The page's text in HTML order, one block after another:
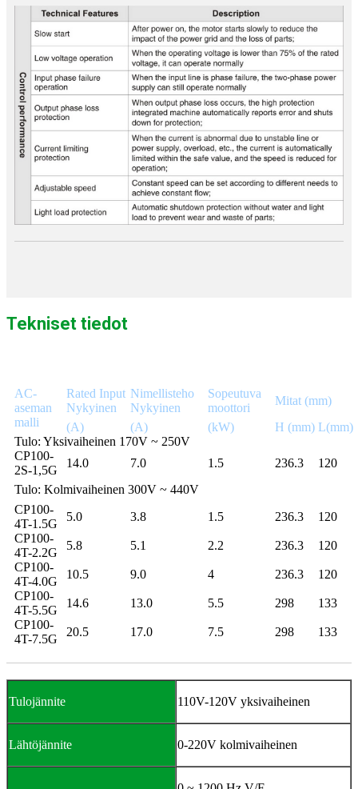
Tekniset tiedot
AC-
aseman
malli
Rated Input
Nykyinen
Nimellisteho
Nykyinen
Sopeutuva
moottori
Mitat (mm)
(A)
(A) (kW) H (mm) L(mm)
Tulo: Yksivaiheinen 170V ~ 250V
CP100-
2S-1,5G
14.0 7.0 1.5 236.3
120
Tulo: Kolmivaiheinen 300V ~ 440V
CP100-
4T-1.5G
5.0 3.8 1.5 236.3
120
CP100-
4T-2.2G
5.8 5.1 2.2 236.3
120
CP100-
4T-4.0G
10.5 9.0 4 236.3
120
CP100-
4T-5.5G
14.6 13.0 5.5 298
133
CP100-
4T-7.5G
20.5 17.0 7.5 298 133
Tulojännite 110V-120V yksivaiheinen
Lähtöjännite 0-220V kolmivaiheinen